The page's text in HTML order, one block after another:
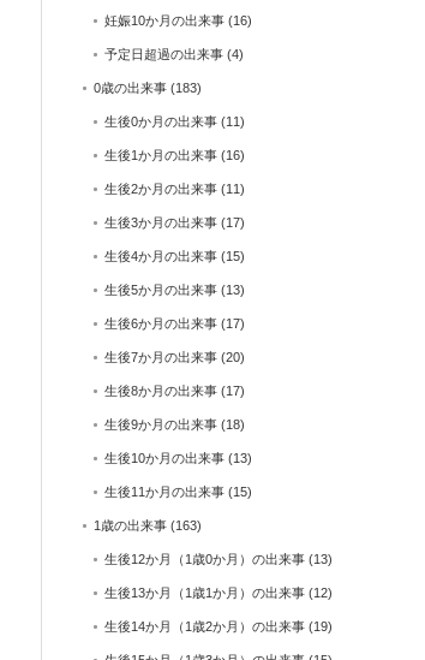
妊娠10か月の出来事 (16)
予定日超過の出来事 (4)
0歳の出来事 (183)
生後0か月の出来事 (11)
生後1か月の出来事 (16)
生後2か月の出来事 (11)
生後3か月の出来事 (17)
生後4か月の出来事 (15)
生後5か月の出来事 (13)
生後6か月の出来事 (17)
生後7か月の出来事 (20)
生後8か月の出来事 (17)
生後9か月の出来事 (18)
生後10か月の出来事 (13)
生後11か月の出来事 (15)
1歳の出来事 (163)
生後12か月（1歳0か月）の出来事 (13)
生後13か月（1歳1か月）の出来事 (12)
生後14か月（1歳2か月）の出来事 (19)